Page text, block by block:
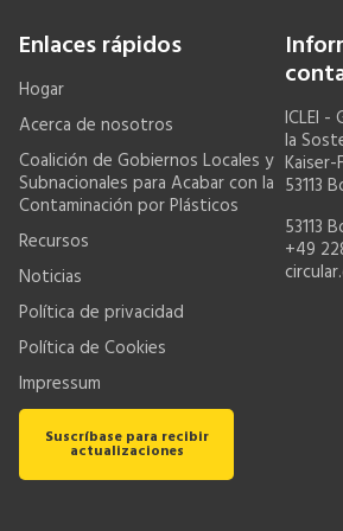
Enlaces rápidos
Hogar
Acerca de nosotros
Coalición de Gobiernos Locales y
Subnacionales para Acabar con la
Contaminación por Plásticos
Recursos
Noticias
Política de privacidad
Política de Cookies
Impressum
Suscríbase para recibir
actualizaciones
ICLEI -
la
53113
53113
+49